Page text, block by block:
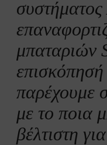
μπαταριών
παρέχουμε
με το ποια
βέλτιστη